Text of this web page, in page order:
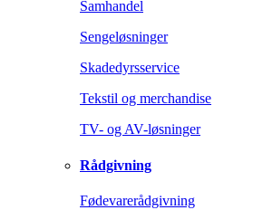
Samhandel
Sengeløsninger
Skadedyrsservice
Tekstil og merchandise
TV- og AV-løsninger
Rådgivning
Fødevarerådgivning